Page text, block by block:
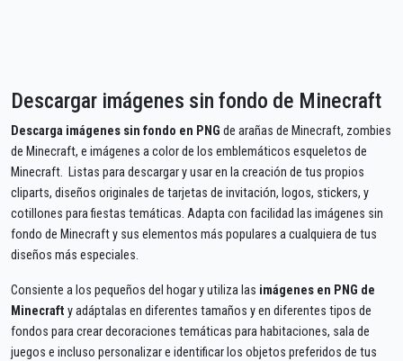
Descargar imágenes sin fondo de Minecraft
Descarga imágenes sin fondo en PNG de arañas de Minecraft, zombies
de Minecraft, e imágenes a color de los emblemáticos esqueletos de
Minecraft. Listas para descargar y usar en la creación de tus propios
cliparts, diseños originales de tarjetas de invitación, logos, stickers, y
cotillones para fiestas temáticas. Adapta con facilidad las imágenes sin
fondo de Minecraft y sus elementos más populares a cualquiera de tus
diseños más especiales.
Consiente a los pequeños del hogar y utiliza las imágenes en PNG de
Minecraft y adáptalas en diferentes tamaños y en diferentes tipos de
fondos para crear decoraciones temáticas para habitaciones, sala de
juegos e incluso personalizar e identificar los objetos preferidos de tus